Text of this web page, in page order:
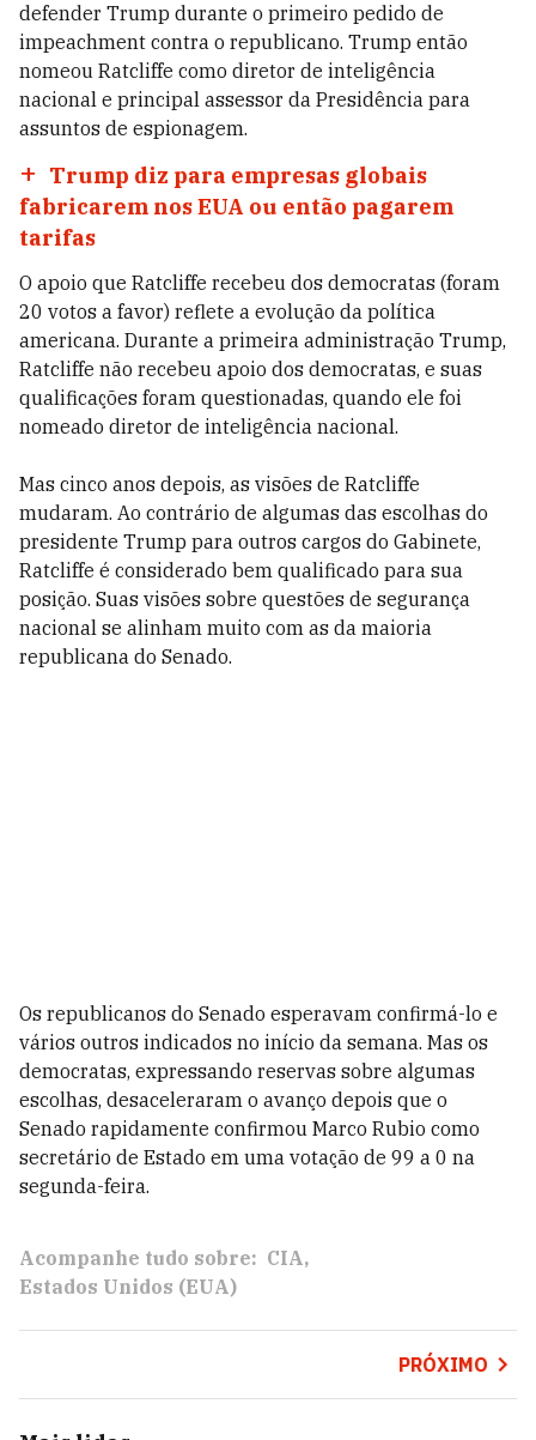
defender Trump durante o primeiro pedido de
impeachment contra o republicano. Trump então
nomeou Ratcliffe como diretor de inteligência
nacional e principal assessor da Presidência para
assuntos de espionagem.
Trump diz para empresas globais
fabricarem nos EUA ou então pagarem
tarifas
O apoio que Ratcliffe recebeu dos democratas (foram
20 votos a favor) reflete a evolução da política
americana. Durante a primeira administração Trump,
Ratcliffe não recebeu apoio dos democratas, e suas
qualificações foram questionadas, quando ele foi
nomeado diretor de inteligência nacional.
Mas cinco anos depois, as visões de Ratcliffe
mudaram. Ao contrário de algumas das escolhas do
presidente Trump para outros cargos do Gabinete,
Ratcliffe é considerado bem qualificado para sua
posição. Suas visões sobre questões de segurança
nacional se alinham muito com as da maioria
republicana do Senado.
Os republicanos do Senado esperavam confirmá-lo e
vários outros indicados no início da semana. Mas os
democratas, expressando reservas sobre algumas
escolhas, desaceleraram o avanço depois que o
Senado rapidamente confirmou Marco Rubio como
secretário de Estado em uma votação de 99 a 0 na
segunda-feira.
Acompanhe tudo sobre: CIA
Estados Unidos (EUA)
PRÓXIMO